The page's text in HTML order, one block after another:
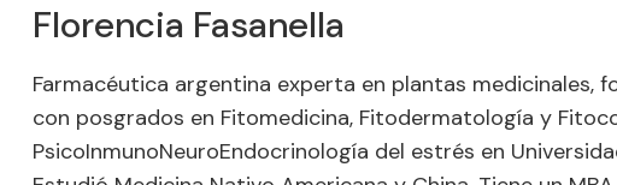
Florencia Fasanella
Farmacéutica argentina experta en plantas medicinales,
con posgrados en Fitomedicina, Fitodermatología y
PsicoInmunoNeuroEndocrinología del estrés en